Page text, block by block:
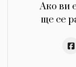
Ако ви
ще се